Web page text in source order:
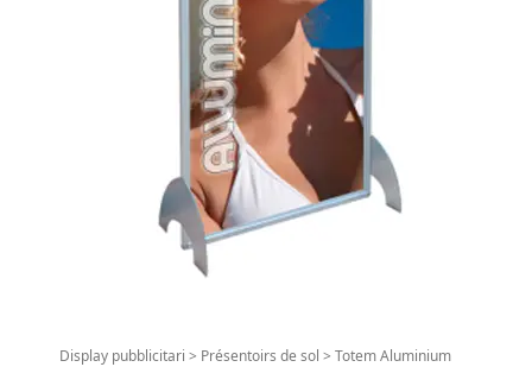
Display pubblicitari > Présentoirs de sol > Totem Aluminium